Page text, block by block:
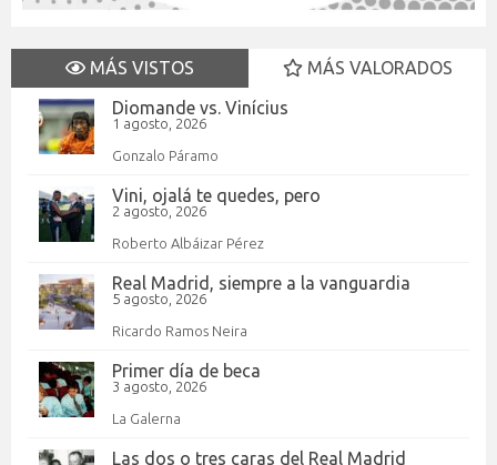
MÁS VISTOS
MÁS VALORADOS
Diomande vs. Vinícius
1 agosto, 2026
Gonzalo Páramo
Vini, ojalá te quedes, pero
2 agosto, 2026
Roberto Albáizar Pérez
Real Madrid, siempre a la vanguardia
5 agosto, 2026
Ricardo Ramos Neira
Primer día de beca
3 agosto, 2026
La Galerna
Las dos o tres caras del Real Madrid